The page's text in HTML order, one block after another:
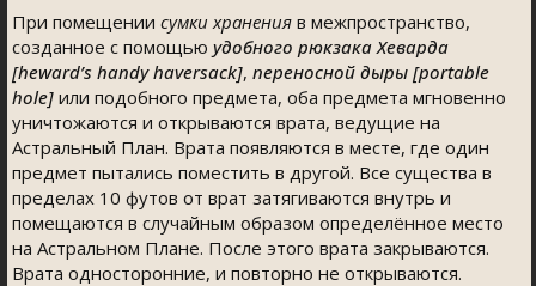
При помещении сумки хранения в межпространство,
созданное с помощью удобного рюкзака Хеварда
[heward’s handy haversack], переносной дыры [portable
hole] или подобного предмета, оба предмета мгновенно
уничтожаются и открываются врата, ведущие на
Астральный План. Врата появляются в месте, где один
предмет пытались поместить в другой. Все существа в
пределах 10 футов от врат затягиваются внутрь и
помещаются в случайным образом определённое место
на Астральном Плане. После этого врата закрываются.
Врата односторонние, и повторно не открываются.